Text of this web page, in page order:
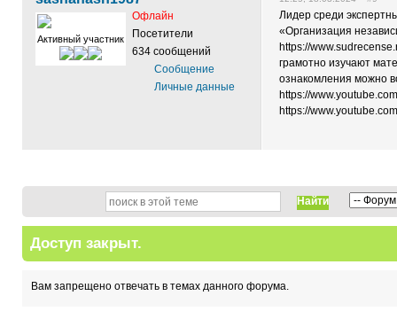
Активный участник
Офлайн
Посетители
634 сообщений
Сообщение
Личные данные
Лидер среди
«Организация
https://
грамотно изучают
ознакомления можно
https://
https://
Найти
Доступ закрыт.
Вам запрещено отвечать в темах данного форума.